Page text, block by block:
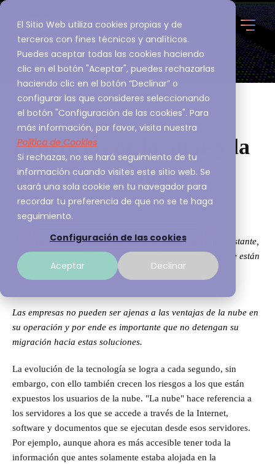
El Sitio Web utiliza cookies propias y de
terceros con fines técnicos y analíticos.
Puedes aceptar todas las cookies haciendo
clic en el botón "Aceptar", puedes rechazarlas
haciendo clic en el botón “Declinar” o
configurar las que consideres seleccionando
el botón "Configuración de las cookies". Para
más información, por favor, visita nuestra
Política de Cookies
Si rechazas, no se hará seguimiento de tu
información cuando visites este sitio web. Se
usará una sola cookie en tu navegador para
recordar tu preferencia de que no se te haga
seguimiento.
Configuración de las cookies
Aceptar Declinar
Beneficios de la nube y la
seguridad de datos
Marco García, Arquitecto de Soluciones
12 diciembre, 2022
En nuestros días la evolución de la tecnología es una constante,
sin embargo, con ello también crecen los riesgos a los que están
expuestos los usuarios de la nube.
Las empresas no pueden ser ajenas a las ventajas de la nube en
su operación y por ende es importante que no detengan su
migración hacia estas soluciones.
La evolución de la tecnología se logra a cada segundo, sin
embargo, con ello también crecen los riesgos a los que están
expuestos los usuarios de la nube. "La nube" hace referencia a
los servidores a los que se accede a través de la Internet,
software y documentos que se ejecutan desde esos servidores.
Por ejemplo, aunque ahora es más accesible tener toda la
información que antes solamente estaba alojada en la